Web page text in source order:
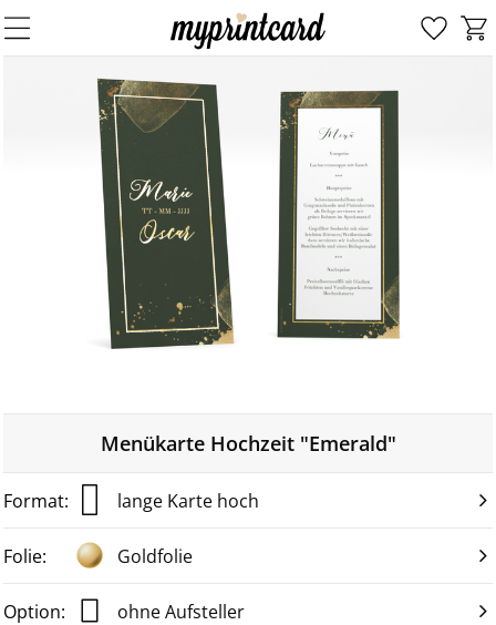
Menükarte Hochzeit "Emerald"
lange Karte hoch
Goldfolie
ohne Aufsteller